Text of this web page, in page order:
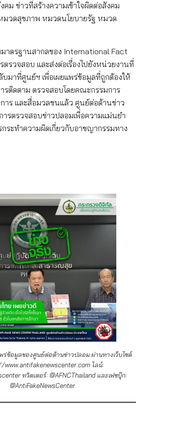
ม ข่าวที่สร้างความเข้าใจผิดต่อสังคม
มวดสุขภาพ หมวดนโยบายรัฐ หมวด
ตรฐานสากลของ International Fact
รวจสอบ และส่งต่อเรื่องไปยังหน่วยงานที่
มาที่ศูนย์ฯ เพื่อเผยแพร่ข้อมูลที่ถูกต้องให้
รติดตาม ตรวจสอบโดยคณะกรรมการ
ร และสื่อมวลชนแล้ว ศูนย์ต่อต้านข่าว
ารตรวจสอบข่าวปลอมเพื่อความแม่นยำ
ระทำความผิดเกี่ยวกับอาชญากรรมทาง
ร่ข้อมูลของศูนย์ต่อต้านข่าวปลอม ผ่านทางเว็บไซต์
ไลน์:
ทวิตเตอร์: @AFNCThailand และเฟซบุ๊ก:
@AntiFakeNewsCenter